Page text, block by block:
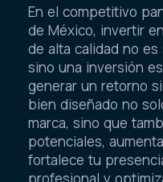
En el competitivo
de México, invertir
de alta calidad no
sino una inversión
generar un retorno
bien diseñado no
marca, sino que
potenciales,
fortalece tu